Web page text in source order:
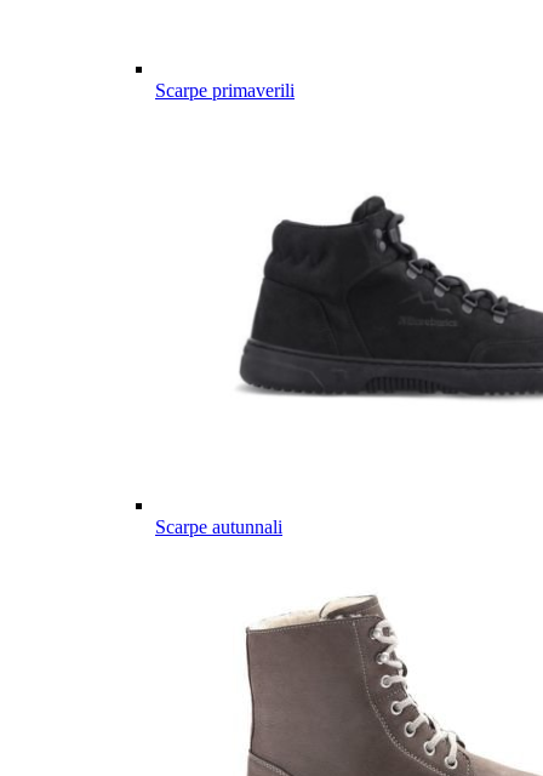
Scarpe primaverili
Scarpe autunnali